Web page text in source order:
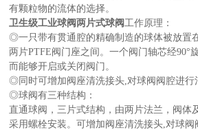
有颗粒物的流体的选择。
卫生级工业球阀两片式球阀工作原理：
◎一只带有贯通腔的精确制造的球体被放置
两片PTFE阀门座之间。一个阀门轴芯经90°
而能够开启或关闭阀门。
◎同时可增加阀座清洗接头,对球阀阀腔进行
◎球阀有三种结构：
直通球阀，三片式结构，由两片法兰，阀体
采用螺栓安装。可增加阀座清洗接头,对球